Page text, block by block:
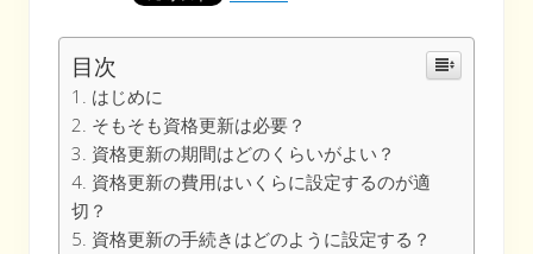
目次
はじめに
そもそも資格更新は必要？
資格更新の期間はどのくらいがよい？
資格更新の費用はいくらに設定するのが適
切？
資格更新の手続きはどのように設定する？